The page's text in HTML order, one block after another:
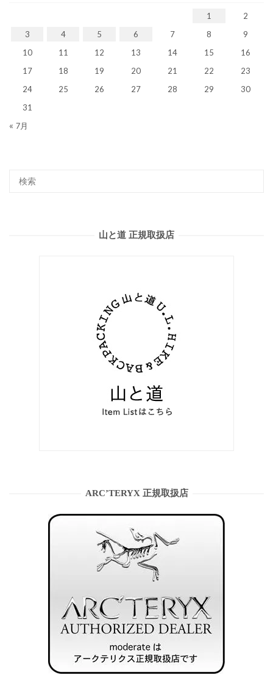
1
2
3
4 5 6 7 8
9
10
11 12 13 14 15
16
17
18 19 20 21 22
23
24
25 26 27 28 29
30
31
« 7月
山と道 正規取扱店
ARC’TERYX 正規取扱店